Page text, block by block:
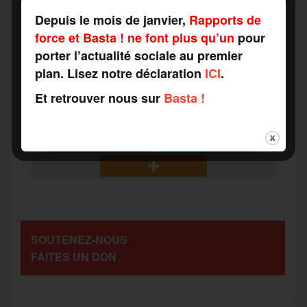
a
c
b
o
w
i
t
r
m
a
l
e
s
a
e
g
P
a
a
g
SOUTENEZ-NOUS
FAITES UN DON
Depuis le mois de janvier, Rapports de
force et Basta ! ne font plus qu’un pour
porter l’actualité sociale au premier
plan. Lisez notre déclaration ICI.
Et retrouver nous sur Basta !